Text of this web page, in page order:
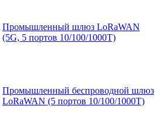
Промышленный шлюз LoRaWAN
(5G, 5 портов 10/100/1000T)
Промышленный беспроводной шлюз
LoRaWAN (5 портов 10/100/1000T)